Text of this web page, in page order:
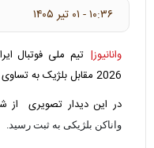
۱۰:۳۶ - ۰۱ تير ۱۴۰۵
وانانیوز| تیم ملی فوتبال
2026 مقابل بلژیک به تساوی بدون گل رسید.
در این دیدار تصویری از
واناکن بلژیکی به ثبت رسید.